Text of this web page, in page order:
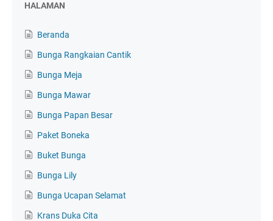
HALAMAN
Beranda
Bunga Rangkaian Cantik
Bunga Meja
Bunga Mawar
Bunga Papan Besar
Paket Boneka
Buket Bunga
Bunga Lily
Bunga Ucapan Selamat
Krans Duka Cita